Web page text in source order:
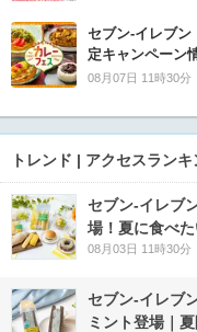
セブン‐イレブ
定キャンペーン
08月07日 11時30分
トレンド | アクセスランキ
セブン‐イレブ
場！夏に食べ
08月03日 11時30分
セブン‐イレブ
ミント登場｜